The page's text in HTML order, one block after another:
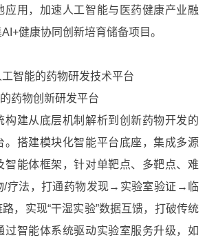
应用，加速人工智能与医药健康产业融
健康协同创新培育储备项目。
能的药物研发技术平台
物创新研发平台
建从底层机制解析到创新药物开发的
。搭建模块化智能平台底座，集成多源
智能体框架，针对单靶点、多靶点、难
/疗法，打通药物发现→实验室验证→临
，实现“干湿实验”数据互馈，打破传统
过智能体系统驱动实验室服务升级，如